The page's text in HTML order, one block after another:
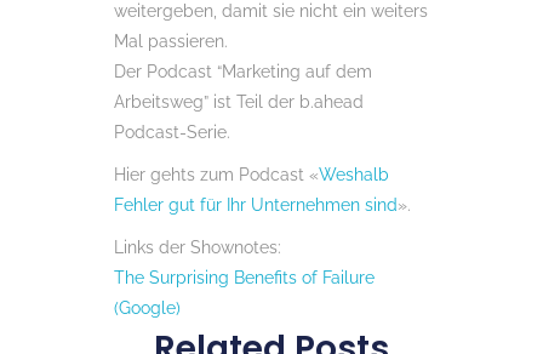
weitergeben, damit sie nicht ein weiters
Mal passieren.
Der Podcast “Marketing auf dem
Arbeitsweg” ist Teil der b.ahead
Podcast-Serie.
Hier gehts zum Podcast «Weshalb
Fehler gut für Ihr Unternehmen sind».
Links der Shownotes:
The Surprising Benefits of Failure
(Google)